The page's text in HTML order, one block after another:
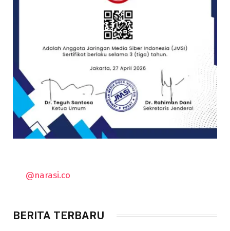
@narasi.co
BERITA TERBARU